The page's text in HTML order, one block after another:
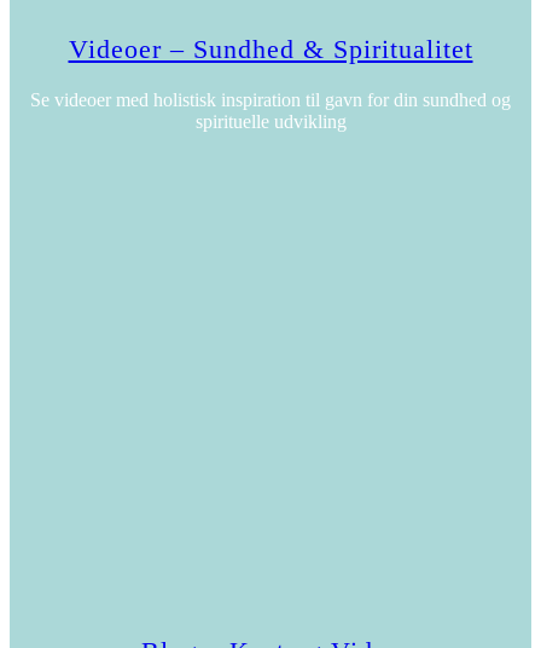
Videoer – Sundhed & Spiritualitet
Se videoer med holistisk inspiration til gavn for din sundhed og
spirituelle udvikling